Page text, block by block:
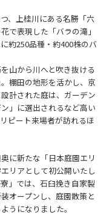
、上桂川にある名勝「六
で表現した「バラの滝」
約250品種・約400株のバ
山から川へと吹き抜ける
棚田の地形を活かし、京
計された庭は、ガーデン
」に選出されるなど高い
ピート来場者が訪れるほ
に新たな「日本庭園エリ
リアとして初公開いたし
」では、石臼挽き自家製
オープンし、庭園散策と
うになりました。